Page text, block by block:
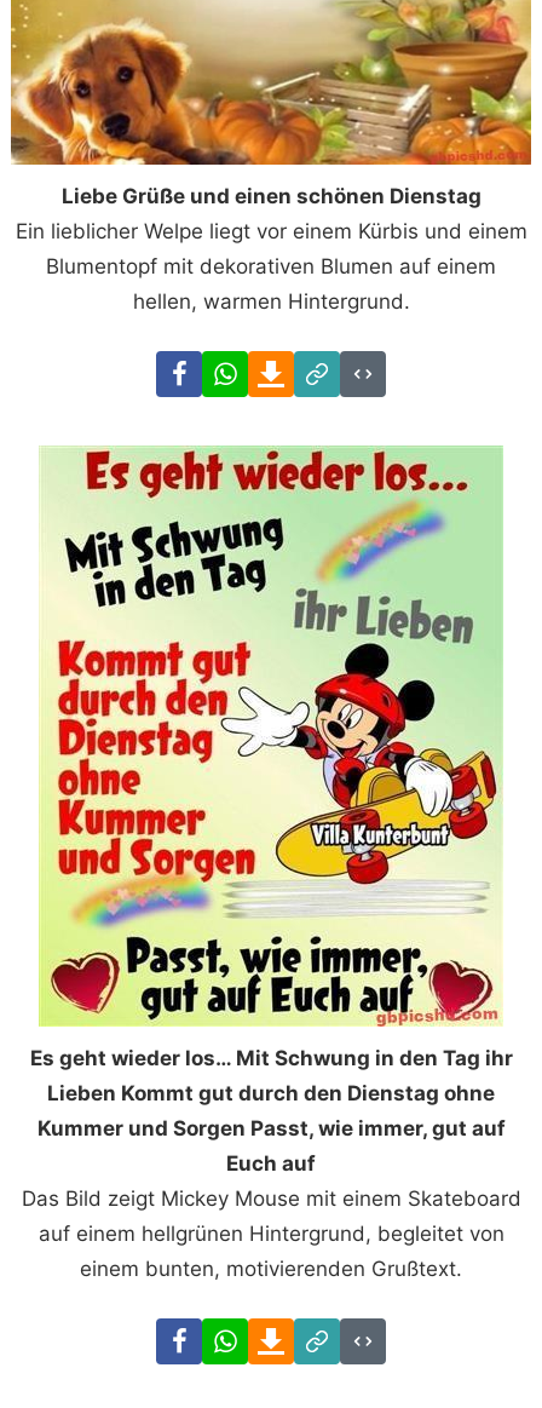
Liebe Grüße und einen schönen Dienstag
Ein lieblicher Welpe liegt vor einem Kürbis und einem
Blumentopf mit dekorativen Blumen auf einem
hellen, warmen Hintergrund.
FacebookWhatsAppDownload
Link
Code
Es geht wieder los… Mit Schwung in den Tag ihr
Lieben Kommt gut durch den Dienstag ohne
Kummer und Sorgen Passt, wie immer, gut auf
Euch auf
Das Bild zeigt Mickey Mouse mit einem Skateboard
auf einem hellgrünen Hintergrund, begleitet von
einem bunten, motivierenden Grußtext.
FacebookWhatsAppDownload
Link
Code